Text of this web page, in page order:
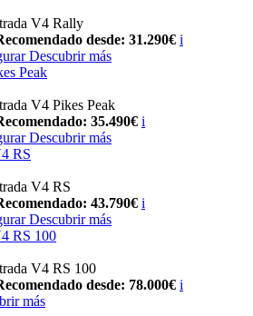
V4 Rally
desde: 31.290€ i
Descubrir más
Peak
V4 Pikes Peak
35.490€ i
Descubrir más
RS
V4 RS
43.790€ i
Descubrir más
RS 100
V4 RS 100
desde: 78.000€ i
más